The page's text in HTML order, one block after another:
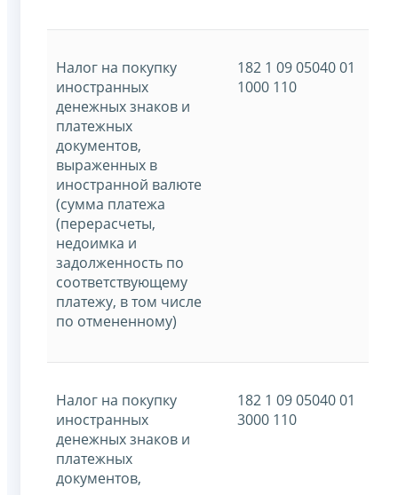
Налог на покупку
иностранных
денежных знаков и
платежных
документов,
выраженных в
иностранной валюте
(сумма платежа
(перерасчеты,
недоимка и
задолженность по
соответствующему
платежу, в том числе
по отмененному)
182 1 09 05040 01
1000 110
Налог на покупку
иностранных
денежных знаков и
платежных
документов,
182 1 09 05040 01
3000 110